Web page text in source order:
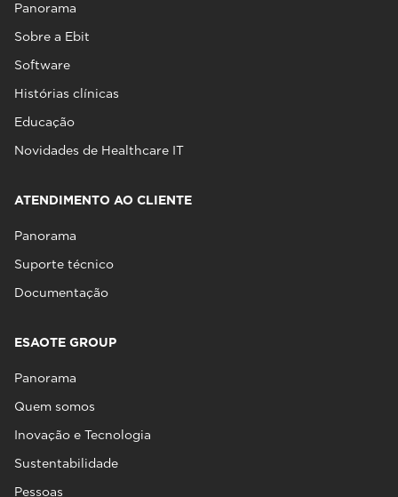
Panorama
Sobre a Ebit
Software
Histórias clínicas
Educação
Novidades de Healthcare IT
ATENDIMENTO AO CLIENTE
Panorama
Suporte técnico
Documentação
ESAOTE GROUP
Panorama
Quem somos
Inovação e Tecnologia
Sustentabilidade
Pessoas